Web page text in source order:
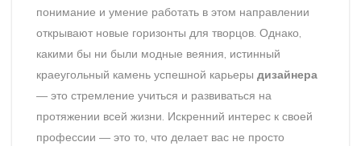
понимание и умение работать в этом направлении
открывают новые горизонты для творцов. Однако,
какими бы ни были модные веяния, истинный
краеугольный камень успешной карьеры дизайнера
— это стремление учиться и развиваться на
протяжении всей жизни. Искренний интерес к своей
профессии — это то, что делает вас не просто